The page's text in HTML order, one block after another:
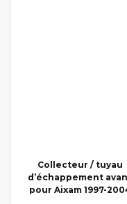
Collecteur / tuyau
d’échappement
pour Aixam 1997-